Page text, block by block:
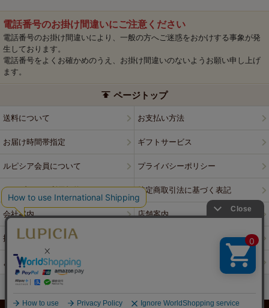
電話番号のお掛け間違いにご注意ください
電話番号のお掛け間違いにより、一般の方へご迷惑をおかけする事象が発
生しております。
電話番号をよくお確かめのうえ、お掛け間違いのないようお願い申し上げ
ます。
ページトップ
送料について お支払い方法
お届け時間帯指定 ギフトサービス
ルピシア会員について プライバシーポリシー
ウェブサイト利用規約 特定商取引法に基づく表記
会社案内 店舗案内
採用情報
よくある質問